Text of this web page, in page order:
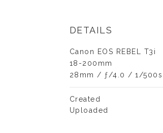
DETAILS
Canon EOS REBEL T3i
18-200mm
28mm / ƒ/4.0 / 1/500s
Created
Uploaded